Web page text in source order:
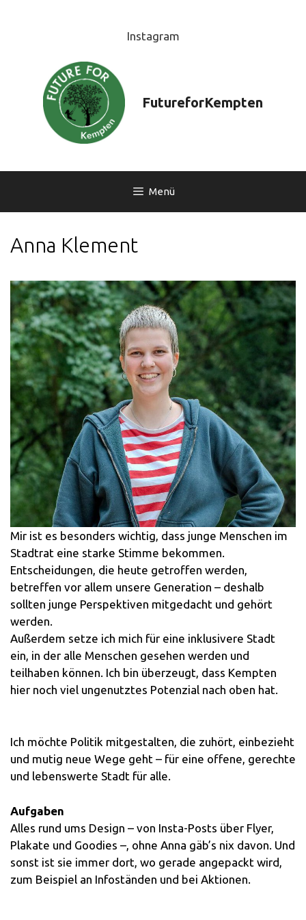
Instagram
FutureforKempten
Menü
Anna Klement
Mir ist es besonders wichtig, dass junge Menschen im
Stadtrat eine starke Stimme bekommen.
Entscheidungen, die heute getroffen werden,
betreffen vor allem unsere Generation – deshalb
sollten junge Perspektiven mitgedacht und gehört
werden.
Außerdem setze ich mich für eine inklusivere Stadt
ein, in der alle Menschen gesehen werden und
teilhaben können. Ich bin überzeugt, dass Kempten
hier noch viel ungenutztes Potenzial nach oben hat.
Ich möchte Politik mitgestalten, die zuhört, einbezieht
und mutig neue Wege geht – für eine offene, gerechte
und lebenswerte Stadt für alle.
Aufgaben
Alles rund ums Design – von Insta-Posts über Flyer,
Plakate und Goodies –, ohne Anna gäb’s nix davon. Und
sonst ist sie immer dort, wo gerade angepackt wird,
zum Beispiel an Infoständen und bei Aktionen.